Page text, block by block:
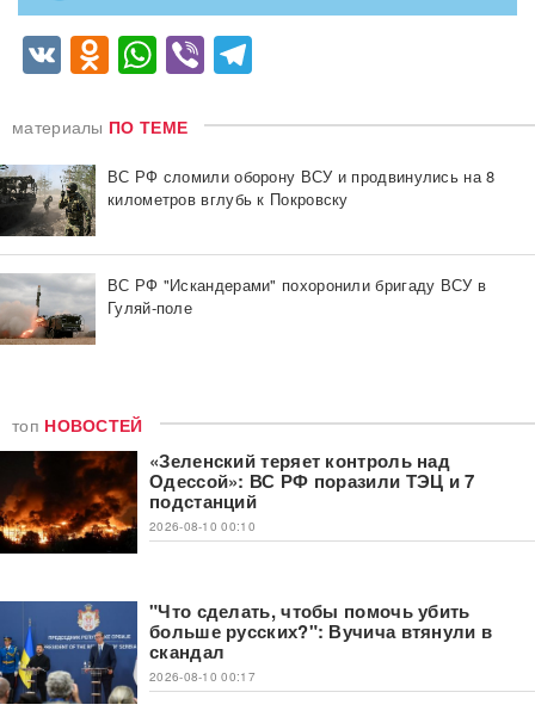
VKOdnoklassniki
WhatsApp
Viber
материалы ПО ТЕМЕ
ВС РФ сломили оборону ВСУ и продвинулись на 8
километров вглубь к Покровску
ВС РФ "Искандерами" похоронили бригаду ВСУ в
Гуляй-поле
топ НОВОСТЕЙ
«Зеленский теряет контроль над
Одессой»: ВС РФ поразили ТЭЦ и 7
подстанций
2026-08-10 00:10
"Что сделать, чтобы помочь убить
больше русских?": Вучича втянули в
скандал
2026-08-10 00:17